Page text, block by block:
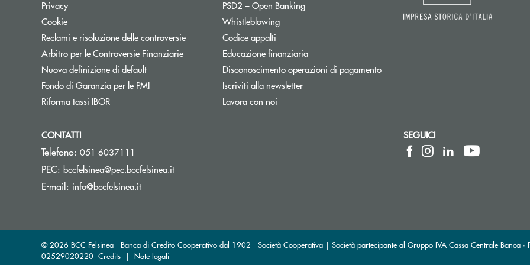
PrivacyApre una nuova finestra
CookieApre una nuova finestra
Reclami e risoluzione delle controversieApre una nuova finestra
Arbitro per le Controversie FinanziarieApre una nuova finestra
Nuova definizione di default
Fondo di Garanzia per le PMIApre una nuova finestra
Riforma tassi IBORApre una nuova finestra
PSD2 – Open BankingApre una nuova finestra
Whistleblowing
Codice appalti
Educazione finanziaria
Disconoscimento operazioni di pagamento
Iscriviti alla newsletterApre una nuova finestra
Lavora con noi
CONTATTI
Telefono: 051 6037111
PEC: bccfelsinea@pec.bccfelsinea.it(si apre l’app di posta elettronica)
E-mail: info@bccfelsinea.it(si apre l’app di posta elettronica)
SEGUICI
© 2026 BCC Felsinea - Banca di Credito Cooperativo dal 1902 - Società Cooperativa | Società partecipante al Gruppo IVA Cassa Centrale Banca ·
02529020220 Credits | Note legali